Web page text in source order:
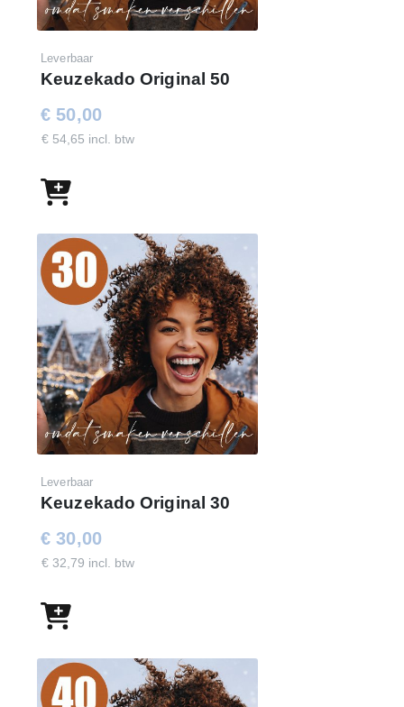
Leverbaar
Keuzekado Original 50
€ 50,00
€ 54,65 incl. btw
Leverbaar
Keuzekado Original 30
€ 30,00
€ 32,79 incl. btw